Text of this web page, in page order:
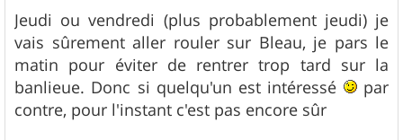
s
s
a
g
e
Jeudi ou vendredi (plus probablement jeudi) je
vais sûrement aller rouler sur Bleau, je pars le
matin pour éviter de rentrer trop tard sur la
banlieue. Donc si quelqu'un est intéressé
par
contre, pour l'instant c'est pas encore sûr